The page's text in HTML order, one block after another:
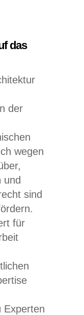
das
der
wegen
und
sind
für
Experten